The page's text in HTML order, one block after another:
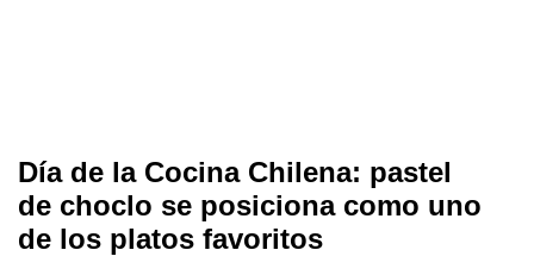
Día de la Cocina Chilena: pastel
de choclo se posiciona como uno
de los platos favoritos